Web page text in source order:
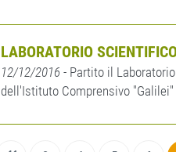
LABORATORIO
12/12/2016 - Partito il
dell'Istituto Comprensivo